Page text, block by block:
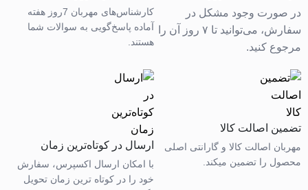
در صورت وجود مشکل در
سفارش، می‌توانید تا ۷ روز آن را
مرجوع کنید.
کارشناس‌های مهربان 7روز هفته
آماده پاسخ‌گویی به سوالات شما
هستند.
تضمین اصالت کالا
مهربان اصالت کالا و گارانتی اصلی
محصول را تضمین میکند.
ارسال در کوتاه‌ترین زمان
با امکان ارسال اکسپرس، سفارش
خود را در کوتاه ترین زمان تحویل